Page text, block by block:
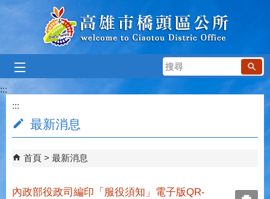
跳到主要內容區塊
搜
尋
:::
:::
最新消息
首頁 最新消息
內政部役政司編印「服役須知」電子版QR-